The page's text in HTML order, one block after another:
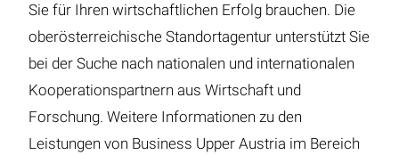
Sie für Ihren wirtschaftlichen Erfolg brauchen. Die
oberösterreichische Standortagentur unterstützt Sie
bei der Suche nach nationalen und internationalen
Kooperationspartnern aus Wirtschaft und
Forschung. Weitere Informationen zu den
Leistungen von Business Upper Austria im Bereich